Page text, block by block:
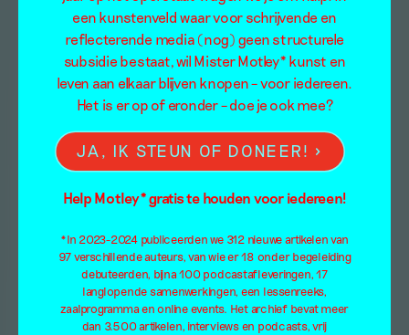
een kunstenveld waar voor schrijvende en
reflecterende media (nog) geen structurele
subsidie bestaat, wil Mister Motley* kunst en
leven aan elkaar blijven knopen – voor iedereen.
Het is er op of eronder – doe je ook mee?
JA, IK STEUN OF DONEER!
Help Motley* gratis te houden voor iedereen!
*In 2023-2024 publiceerden we 312 nieuwe artikelen van
97 verschillende auteurs, van wie er 18 onder begeleiding
debuteerden, bijna 100 podcastafleveringen, 17
langlopende samenwerkingen, een lessenreeks,
zaalprogramma en online events. Het archief bevat meer
dan 3.500 artikelen, interviews en podcasts, vrij